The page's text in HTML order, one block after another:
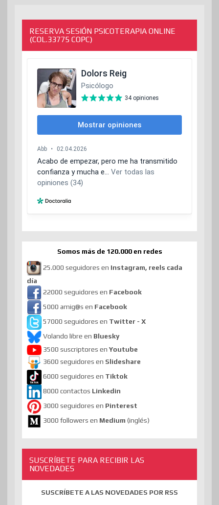
RESERVA SESIÓN PSICOTERAPIA ONLINE
(COL.33775 COPC)
Somos más de 120.000 en redes
25.000 seguidores en Instagram, reels cada
día
22000 seguidores en Facebook
5000 amig@s en Facebook
57000 seguidores en Twitter - X
Volando libre en Bluesky
3500 suscriptores en Youtube
3600 seguidores en Slideshare
6000 seguidores en Tiktok
8000 contactos Linkedin
3000 seguidores en Pinterest
3000 followers en Medium (inglés)
SUSCRÍBETE PARA RECIBIR LAS
NOVEDADES
SUSCRÍBETE A LAS NOVEDADES POR RSS